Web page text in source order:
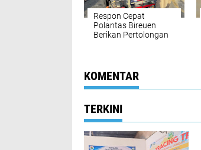
Respon Cepat
Polantas Bireuen
Berikan Pertolongan
KOMENTAR
TERKINI